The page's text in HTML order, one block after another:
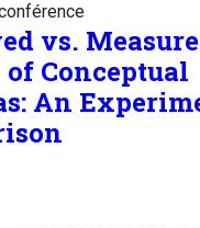
vs.
Conceptual
An